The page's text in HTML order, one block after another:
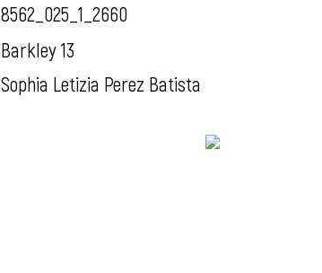
8562_025_1_2660
Barkley 13
Sophia Letizia Perez Batista